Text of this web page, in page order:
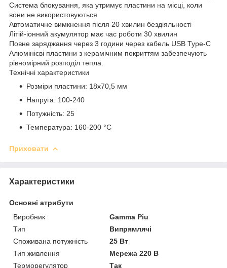
Система блокування, яка утримує пластини на місці, коли
вони не використовуються
Автоматичне вимкнення після 20 хвилин бездіяльності
Літій-іонний акумулятор має час роботи 30 хвилин
Повне заряджання через 3 години через кабель USB Type-C
Алюмінієві пластини з керамічним покриттям забезпечують
рівномірний розподіл тепла.
Технічні характеристики
Розміри пластини: 18x70,5 мм
Напруга: 100-240
Потужність: 25
Температура: 160-200 °C
Приховати
Характеристики
Основні атрибути
Виробник
Gamma Piu
Тип
Випрямлячі
Споживана потужність
25 Вт
Тип живлення
Мережа 220 В
Терморегулятор
Так